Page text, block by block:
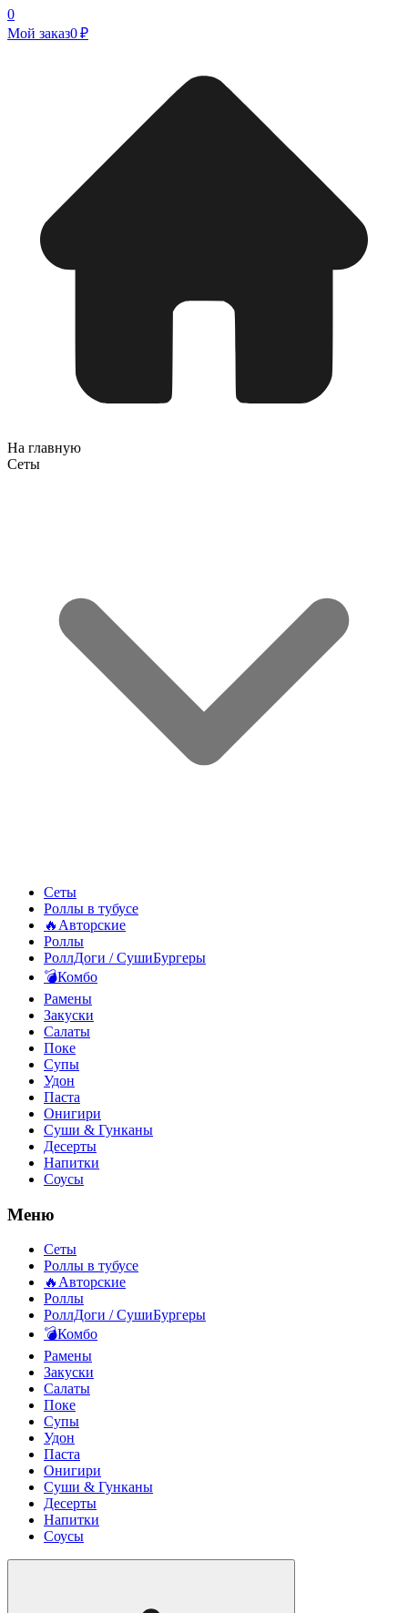
0
Мой заказ0 ₽
На главную
Сеты
Сеты
Роллы в тубусе
🔥Авторские
Роллы
РоллДоги / СушиБургеры
💣Комбо
Рамены
Закуски
Салаты
Поке
Супы
Удон
Паста
Онигири
Суши & Гунканы
Десерты
Напитки
Соусы
Меню
Сеты
Роллы в тубусе
🔥Авторские
Роллы
РоллДоги / СушиБургеры
💣Комбо
Рамены
Закуски
Салаты
Поке
Супы
Удон
Паста
Онигири
Суши & Гунканы
Десерты
Напитки
Соусы